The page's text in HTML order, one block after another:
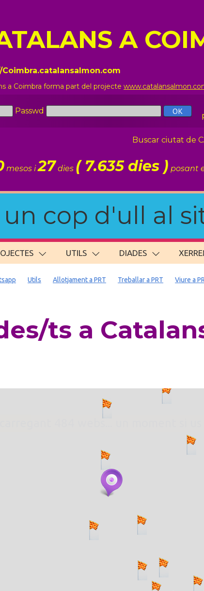
A
a Coimbra forma part del projecte
Passwd
Buscar ciutat de
mesos i27 dies ( 7.635 dies ) posant
cop d'ull al
UTILS DIADES
Utils Allotjament a PRT Treballar a PRT Viure a
ts a
carregant 484 webs... un moment si us